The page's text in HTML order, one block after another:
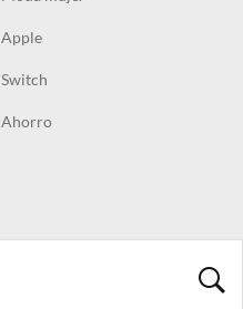
Apple
Switch
Ahorro